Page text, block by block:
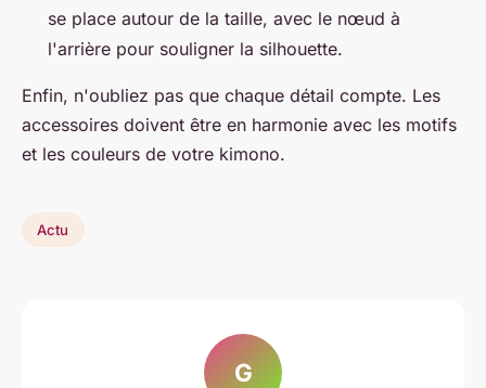
se place autour de la taille, avec le nœud à
l'arrière pour souligner la silhouette.
Enfin, n'oubliez pas que chaque détail compte. Les
accessoires doivent être en harmonie avec les motifs
et les couleurs de votre kimono.
Actu
G